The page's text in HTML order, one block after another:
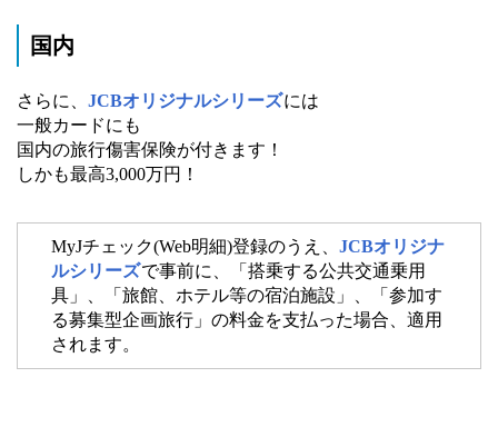
国内
さらに、 JCBオリジナルシリーズには
一般カードにも
国内の旅行傷害保険が付きます！
しかも最高3,000万円！
MyJチェック(Web明細)登録のうえ、 JCBオリジナ
ルシリーズで事前に、「搭乗する公共交通乗用
具」、「旅館、ホテル等の宿泊施設」、「参加す
る募集型企画旅行」の料金を支払った場合、適用
されます。